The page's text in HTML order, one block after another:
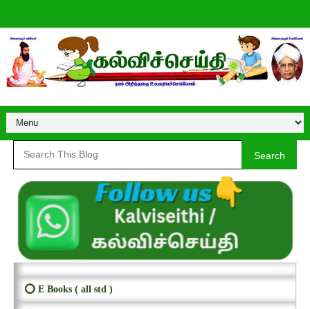
Search
⭕ E Books ( all std )